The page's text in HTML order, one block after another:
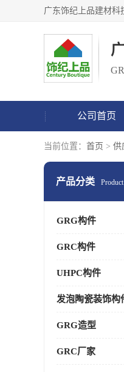
公司首页
当前位置： 首页 > 供
产品分类 Product
GRG构件
GRC构件
UHPC构件
发泡陶瓷装饰构
GRG造型
GRC厂家